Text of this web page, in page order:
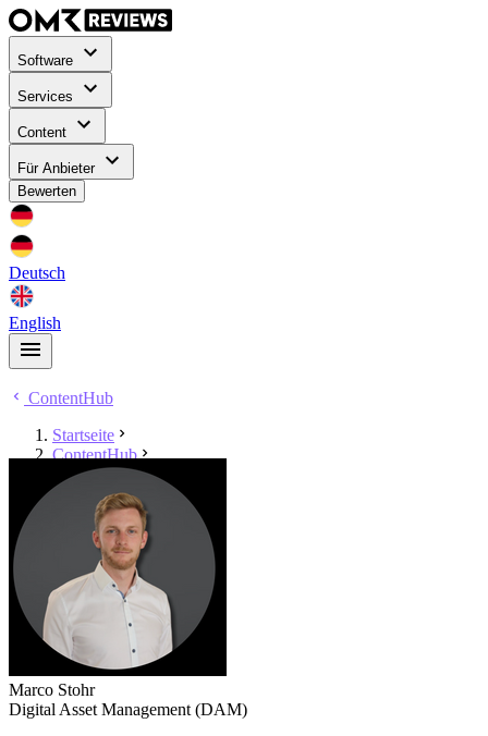
Software
Services
Content
Für Anbieter
Bewerten
Deutsch
English
ContentHub
Startseite
ContentHub
Marco Stohr
Marco Stohr
Digital Asset Management (DAM)